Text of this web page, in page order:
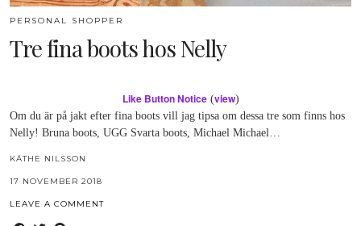
PERSONAL SHOPPER
Tre fina boots hos Nelly
Like Button Notice(view)
Om du är på jakt efter fina boots vill jag tipsa om dessa tre som finns hos
Nelly! Bruna boots, UGG Svarta boots, Michael Michael…
KÄTHE NILSSON
17 NOVEMBER 2018
LEAVE A COMMENT